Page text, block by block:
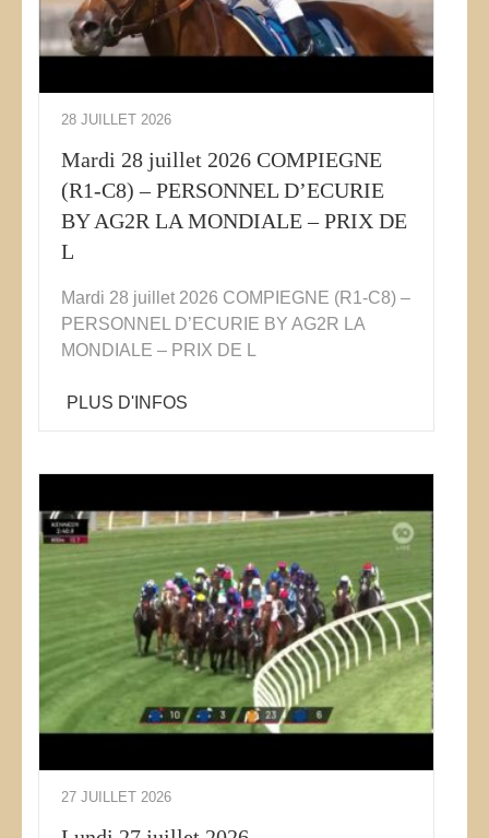
28 JUILLET 2026
Mardi 28 juillet 2026 COMPIEGNE
(R1-C8) – PERSONNEL D’ECURIE
BY AG2R LA MONDIALE – PRIX DE
L
Mardi 28 juillet 2026 COMPIEGNE (R1-C8) –
PERSONNEL D’ECURIE BY AG2R LA
MONDIALE – PRIX DE L
PLUS D'INFOS
27 JUILLET 2026